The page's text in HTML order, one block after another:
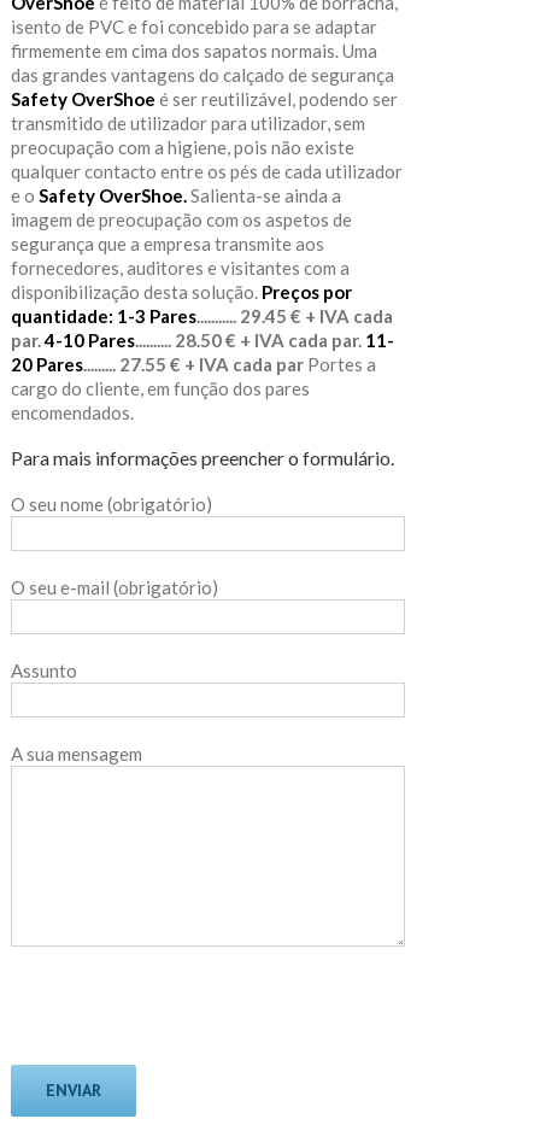
isento de PVC e foi concebido para se adaptar
firmemente em cima dos sapatos normais. Uma
das grandes vantagens do calçado de segurança
Safety OverShoe é ser reutilizável, podendo ser
transmitido de utilizador para utilizador, sem
preocupação com a higiene, pois não existe
qualquer contacto entre os pés de cada utilizador
e o Safety OverShoe. Salienta-se ainda a
imagem de preocupação com os aspetos de
segurança que a empresa transmite aos
fornecedores, auditores e visitantes com a
disponibilização desta solução. Preços por
quantidade: 1-3 Pares........... 29.45 € + IVA cada
par. 4-10 Pares.......... 28.50 € + IVA cada par. 11-
20 Pares......... 27.55 € + IVA cada parPortes a
cargo do cliente, em função dos pares
encomendados.
Para mais informações preencher o formulário.
O seu nome (obrigatório)
O seu e-mail (obrigatório)
Assunto
A sua mensagem